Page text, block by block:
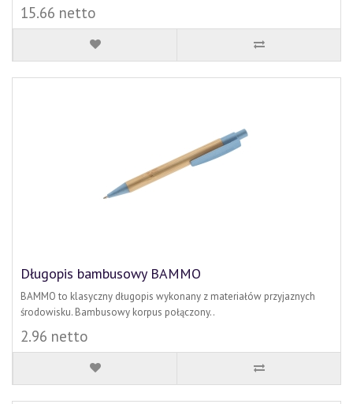
15.66 netto
Długopis bambusowy BAMMO
BAMMO to klasyczny długopis wykonany z materiałów przyjaznych
środowisku. Bambusowy korpus połączony..
2.96 netto